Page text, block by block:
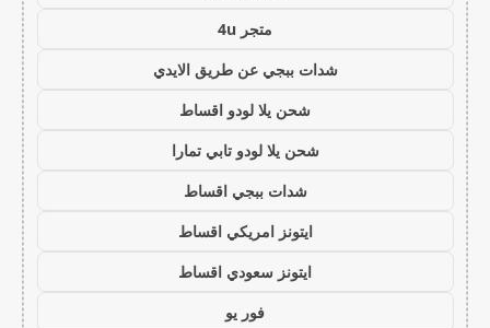
متجر 4u
شدات ببجي عن طريق الايدي
شحن يلا لودو اقساط
شحن يلا لودو تابي تمارا
شدات ببجي اقساط
ايتونز امريكي اقساط
ايتونز سعودي اقساط
فور يو